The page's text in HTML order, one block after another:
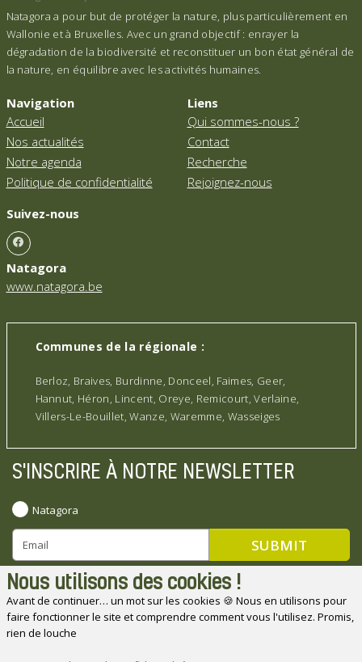
Nous utilisons des cookies !
Avant de continuer… un mot sur les cookies 🍪 Nous en utilisons pour
faire fonctionner le site et comprendre comment vous l'utilisez. Promis,
rien de louche
Natagora a pour but de protéger la nature, plus particulièrement en
Wallonie et à Bruxelles. Avec un grand objectif : enrayer la
dégradation de la biodiversité et reconstituer un bon état général de
la nature, en équilibre avec les activités humaines.
Navigation
Accueil
Nos actualités
Notre agenda
Politique de confidentialité
Liens
Qui sommes-nous ?
Contact
Recherche
Rejoignez-nous
Suivez-nous
Natagora
www.natagora.be
Communes de la régionale :
Berloz, Braives, Burdinne, Donceel, Faimes, Geer,
Hannut, Héron, Lincent, Oreye, Remicourt, Verlaine,
Villers-Le-Bouillet, Wanze, Waremme, Wasseiges
S'INSCRIRE À NOTRE NEWSLETTER
Natagora
Natagora souhaite remercier ses partenaires